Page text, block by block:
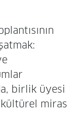
birlik üyesi
miras